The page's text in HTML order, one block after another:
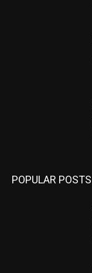
POPULAR POSTS